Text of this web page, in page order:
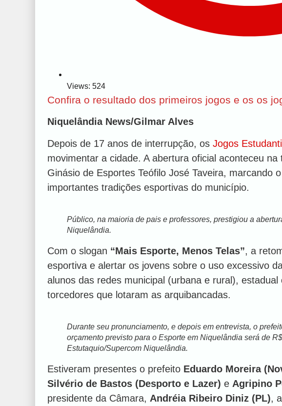
Views: 524
Confira o resultado dos primeiros jogos e os os
Niquelândia News/Gilmar Alves
Depois de 17 anos de interrupção, os Jogos
movimentar a cidade. A abertura oficial aconteceu
Ginásio de Esportes Teófilo José Taveira, marcando
importantes tradições esportivas do município.
Público, na maioria de pais e professores, prestigiou a
Niquelândia.
Com o slogan “Mais Esporte, Menos Telas”, a
esportiva e alertar os jovens sobre o uso excessivo
alunos das redes municipal (urbana e rural),
torcedores que lotaram as arquibancadas.
Durante seu pronunciamento, e depois em entrevista, o
orçamento previsto para o Esporte em Niquelândia será de
Estutaquio/Supercom Niquelândia.
Estiveram presentes o prefeito Eduardo Moreira
Silvério de Bastos (Desporto e Lazer) e Agripino
presidente da Câmara, Andréia Ribeiro Diniz (PL),